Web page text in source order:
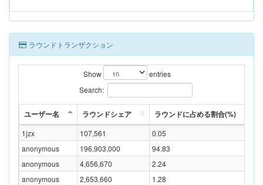
ラウンドトランザクション
Show
entries
Search:
ユーザー名 ラウンドシェア ラウンドに占める割合(%)
1jzx 107,561 0.05
anonymous
196,903,000 94.83
anonymous
4,656,670 2.24
anonymous
2,653,660 1.28